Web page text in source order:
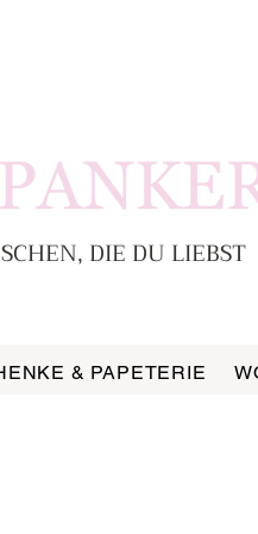
DIE DU LIEBST
& PAPETERIE